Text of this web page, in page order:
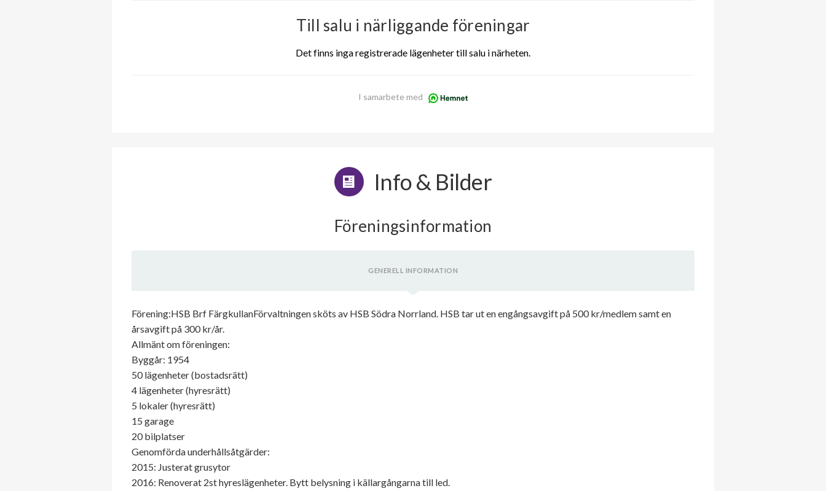
Till salu i närliggande föreningar
Det finns inga registrerade lägenheter till salu i närheten.
I samarbete med
Info & Bilder
Föreningsinformation
GENERELL INFORMATION
Förening:HSB Brf FärgkullanFörvaltningen sköts av HSB Södra Norrland. HSB tar ut en engångsavgift på 500 kr/medlem samt en
årsavgift på 300 kr/år.
Allmänt om föreningen:
Byggår: 1954
50 lägenheter (bostadsrätt)
4 lägenheter (hyresrätt)
5 lokaler (hyresrätt)
15 garage
20 bilplatser
Genomförda underhållsåtgärder:
2015: Justerat grusytor
2016: Renoverat 2st hyreslägenheter. Bytt belysning i källargångarna till led.